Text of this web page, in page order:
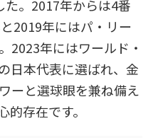
。2017年からは4番
2019年にはパ・リー
2023年にはワールド・
日本代表に選ばれ、金
ーと選球眼を兼ね備え
存在です。